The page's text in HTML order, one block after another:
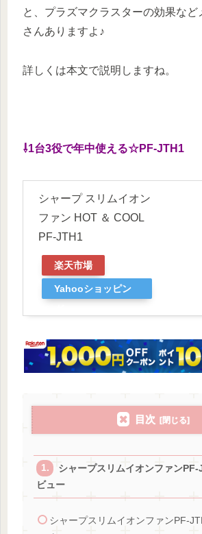
と、プラズマクラスターの効果など
さんありますよ♪
詳しくは本文で説明しますね。
⇩1台3役で年中使える☆PF-JTH1
シャープ スリムイオン
ファン HOT ＆ COOL
PF-JTH1
楽天市場
Yahooショッピン
目次
シャープスリムイオンファン
ビュー
シャープスリムイオンファンPF-